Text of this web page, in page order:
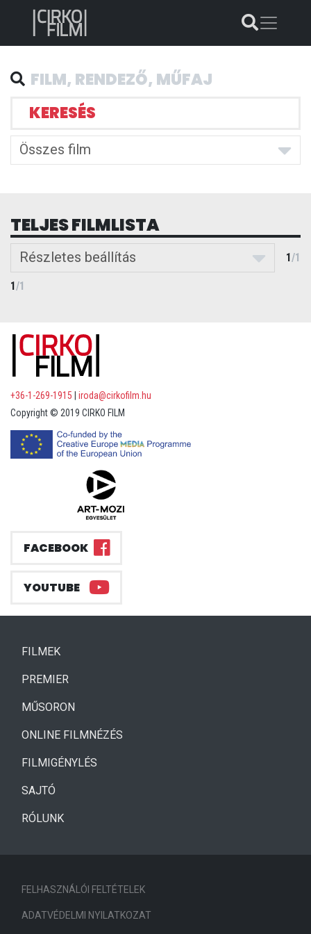
KERESÉS
Összes film
TELJES FILMLISTA
Részletes beállítás 1/1
1/1
+36-1-269-1915
iroda@cirkofilm.hu
Copyright © 2019 CIRKO FILM
FACEBOOK
YOUTUBE
FILMEK(CURRENT)
PREMIER
MŰSORON
ONLINE FILMNÉZÉS
FILMIGÉNYLÉS
SAJTÓ
RÓLUNK
FELHASZNÁLÓI FELTÉTELEK
ADATVÉDELMI NYILATKOZAT